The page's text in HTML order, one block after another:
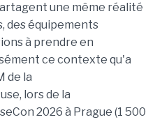
une même réalité
des équipements
à prendre en
ce contexte qu'a
de la
lors de la
2026 à Prague (1 500